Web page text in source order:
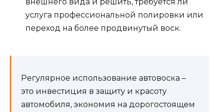
услуга профессиональной полировки или
переход на более продвинутый воск.
Регулярное использование автовоска –
это инвестиция в защиту и красоту
автомобиля, экономия на дорогостоящем